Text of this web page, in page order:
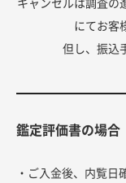
にてお客
但し、振込
鑑定評価書の場合
・ご入金後、内覧日